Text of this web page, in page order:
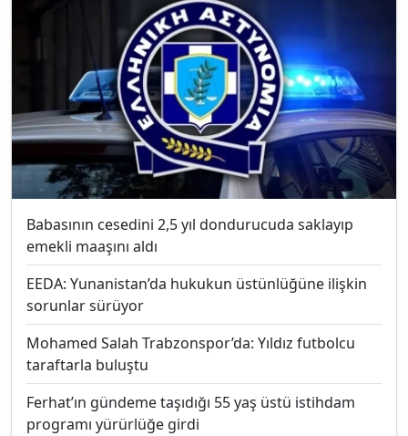
Babasının cesedini 2,5 yıl dondurucuda saklayıp
emekli maaşını aldı
EEDA: Yunanistan’da hukukun üstünlüğüne ilişkin
sorunlar sürüyor
Mohamed Salah Trabzonspor’da: Yıldız futbolcu
taraftarla buluştu
Ferhat’ın gündeme taşıdığı 55 yaş üstü istihdam
programı yürürlüğe girdi